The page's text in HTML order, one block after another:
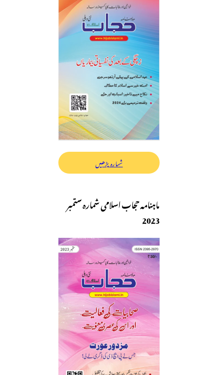
شمارہ پڑھیں
ماہنامہ حجاب اسلامی شمارہ ستمبر
2023